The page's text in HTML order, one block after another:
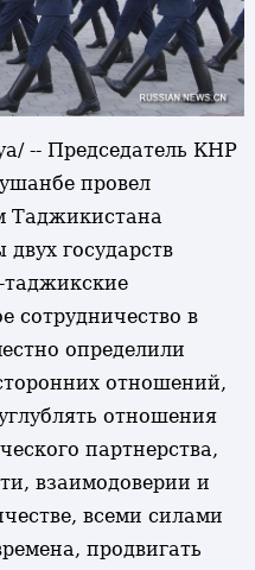
-- Председатель КНР
провел
Таджикистана
государств
таджикские
сотрудничество в
определили
отношений,
отношения
партнерства,
взаимодоверии и
всеми силами
продвигать